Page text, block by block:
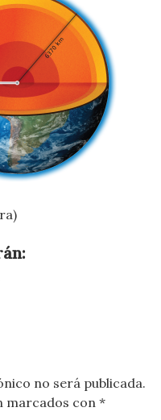
no será publicada.
marcados con *